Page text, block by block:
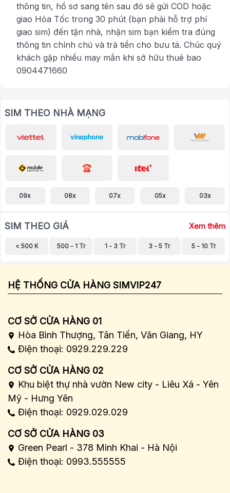
thông tin, hồ sơ sang tên sau đó sẽ gửi COD hoặc
giao Hỏa Tốc trong 30 phút (bạn phải hỗ trợ phí
giao sim) đến tận nhà, nhận sim bạn kiểm tra đúng
thông tin chính chủ và trả tiền cho bưu tá. Chúc quý
khách gặp nhiều may mắn khi sở hữu thuê bao
0904471660
SIM THEO NHÀ MẠNG
09x 08x 07x 05x 03x
SIM THEO GIÁ Xem thêm
< 500 K 500 - 1 Tr 1 - 3 Tr 3 - 5 Tr 5 - 10 Tr
HỆ THỐNG CỬA HÀNG SIMVIP247
CƠ SỞ CỬA HÀNG 01
Hòa Bình Thượng, Tân Tiến, Văn Giang, HY
Điện thoại: 0929.229.229
CƠ SỞ CỬA HÀNG 02
Khu biệt thự nhà vườn New city - Liêu Xá - Yên
Mỹ - Hưng Yên
Điện thoại: 0929.029.029
CƠ SỞ CỬA HÀNG 03
Green Pearl - 378 Minh Khai - Hà Nội
Điện thoại: 0993.555555